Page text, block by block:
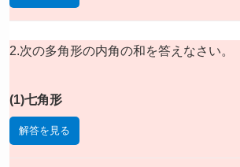
2.次の多角形の内角の和を答えなさい。
(1)七角形
解答を見る